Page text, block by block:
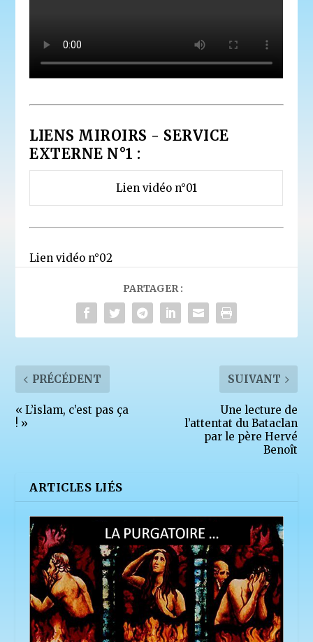
LIENS MIROIRS - SERVICE
EXTERNE N°1 :
Lien vidéo n°01
Lien vidéo n°02
PARTAGER :
PRÉCÉDENT
« L’islam, c’est pas ça
! »
SUIVANT
Une lecture de
l’attentat du Bataclan
par le père Hervé
Benoît
ARTICLES LIÉS